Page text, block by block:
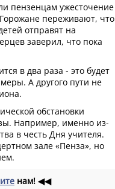
пензенцам ужесточение
переживают, что
отправят на
заверил, что пока
в два раза - это будет
А другого пути не
обстановки
Например, именно из-
в честь Дня учителя.
зале «Пенза», но
нам! ◀◀